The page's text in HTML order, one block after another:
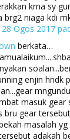
krna sy
brg2 niaga kdi
Ogos 2017
berkata…
enjin hndk
masuk gear
bru gear
masalah
adakah